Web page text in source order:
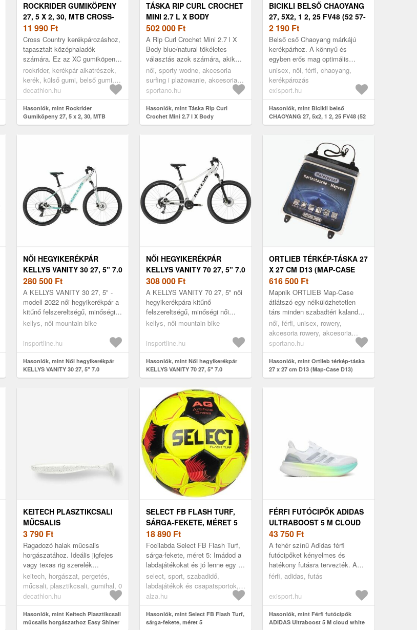
ROCKRIDER GUMIKÖPENY
27, 5 X 2, 30, MTB CROSS-
COUNTRY XC - FAST 500
11 990 Ft
Cross Country kerékpározáshoz,
tapasztalt középhaladók
számára. Ez az XC gumiköpeny
maximálisan visszaadja az
energiádat, segítve a
hatékonyságot a...
rockrider, kerékpár alkatrészek,
kerék, külső gumi, belső gumi,
kerékpár külső gumi,
black, 27,5"
decathlon.hu
Hasonlók, mint Rockrider
Gumiköpeny 27, 5 x 2, 30, MTB
cross-country XC - Fast 500
TÁSKA RIP CURL CROCHET
MINI 2.7 L X BODY
BLUE/NATURAL (CROCHET
MINI 2.7 L X BODY 03KWSB)
502 000 Ft
A Rip Curl Crochet Mini 2.7 l X
Body blue/natural tökéletes
választás azok számára, akik
kompakt és stílusos megoldást
keresnek a mindennapi haszná...
női, sporty wodne, akcesoria
surfing i plażowanie, akcesoria
surfing i plażowanie torba,
sportano.hu
Hasonlók, mint Táska Rip Curl
Crochet Mini 2.7 l X Body
blue/natural (Crochet Mini 2.7 l X
Body 03KWSB)
BICIKLI BELSŐ CHAOYANG
27, 5X2, 1 2, 25 FV48 (52 57-
584) 27, 5
2 190 Ft
Belső cső Chaoyang márkájú
kerékpárhoz. A könnyű és
egyben erős mag optimális
teljesítményt biztosít. A Cyclo
duša ellenáll a fagynak és a
túlmeleg...
unisex, női, férfi, chaoyang,
kerékpározás
exisport.hu
Hasonlók, mint Bicikli belső
CHAOYANG 27, 5x2, 1 2, 25 FV48 (52
57-584) 27, 5
NŐI HEGYIKERÉKPÁR
KELLYS VANITY 30 27, 5" 7.0
280 500 Ft
A KELLYS VANITY 30 27, 5" -
modell 2022 női hegyikerékpár a
kitűnő felszereltségű, minőségi
női hegyikerékpárok közé
kellys, női mountain bike
insportline.hu
Hasonlók, mint Női hegyikerékpár
KELLYS VANITY 30 27, 5" 7.0
NŐI HEGYIKERÉKPÁR
KELLYS VANITY 70 27, 5" 7.0
308 000 Ft
A KELLYS VANITY 70 27, 5" női
hegyikerékpára kitűnő
felszereltségű, minőségi női
hegyikerékpárok közé tartozik. A
...
kellys, női mountain bike
insportline.hu
Hasonlók, mint Női hegyikerékpár
KELLYS VANITY 70 27, 5" 7.0
ORTLIEB TÉRKÉP-TÁSKA 27
X 27 CM D13 (MAP-CASE
D13)
616 500 Ft
Mapnik ORTLIEB Map-Case
átlátszó egy nélkülözhetetlen
társ minden szabadtéri kaland
szerelmese számára, amely
megvédi a térképeket és
dokumentumoka...
női, férfi, unisex, rowery,
akcesoria rowery, akcesoria
rowery uchwyty, etui, színtelen
sportano.hu
Hasonlók, mint Ortlieb térkép-táska
27 x 27 cm D13 (Map-Case D13)
KEITECH PLASZTIKCSALI
MŰCSALIS
HORGÁSZATHOZ EASY
SHINER 5, SIGHT FLASH
3 790 Ft
Ragadozó halak műcsalis
horgászatához. Ideális jigfejes
vagy texas rig szerelék
kötéséhez. Természetes kalmár
aromával.
keitech, horgászat, pergetés,
műcsali, plasztikcsali, gumihal, 0
decathlon.hu
Hasonlók, mint Keitech Plasztikcsali
műcsalis horgászathoz Easy Shiner
SELECT FB FLASH TURF,
SÁRGA-FEKETE, MÉRET 5
18 890 Ft
Focilabda Select FB Flash Turf,
sárga-fekete, méret 5: Imádod a
labdajátékokat és jó lenne egy új
labda? A remek Select futball
labda egy minőségi ...
select, sport, szabadidő,
labdajátékok és csapatsportok,
futball, focilabdák
alza.hu
Hasonlók, mint Select FB Flash Turf,
sárga-fekete, méret 5
FÉRFI FUTÓCIPŐK ADIDAS
ULTRABOOST 5 M CLOUD
WHITE HALO SILVER FLASH
AQUA
43 750 Ft
A fehér színű Adidas férfi
futócipőket kényelmes és
hatékony futásra tervezték. A
légáteresztő kötött felsőrész
és ...
férfi, adidas, futás
exisport.hu
Hasonlók, mint Férfi futócipők
ADIDAS Ultraboost 5 M cloud white